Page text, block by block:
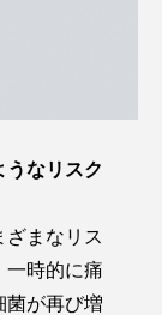
うなリスク
ざまなリス
一時的に痛
菌が再び増